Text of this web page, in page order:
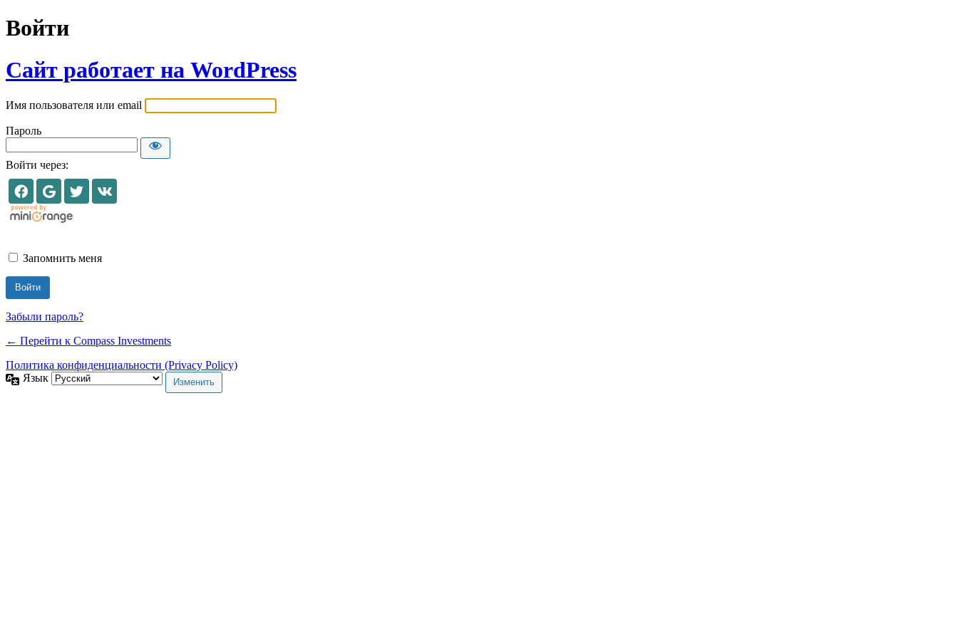
Войти
Сайт работает на WordPress
Имя пользователя или email
Пароль
Войти через:
Запомнить меня
Забыли пароль?
← Перейти к Compass Investments
Политика конфиденциальности (Privacy Policy)
Язык